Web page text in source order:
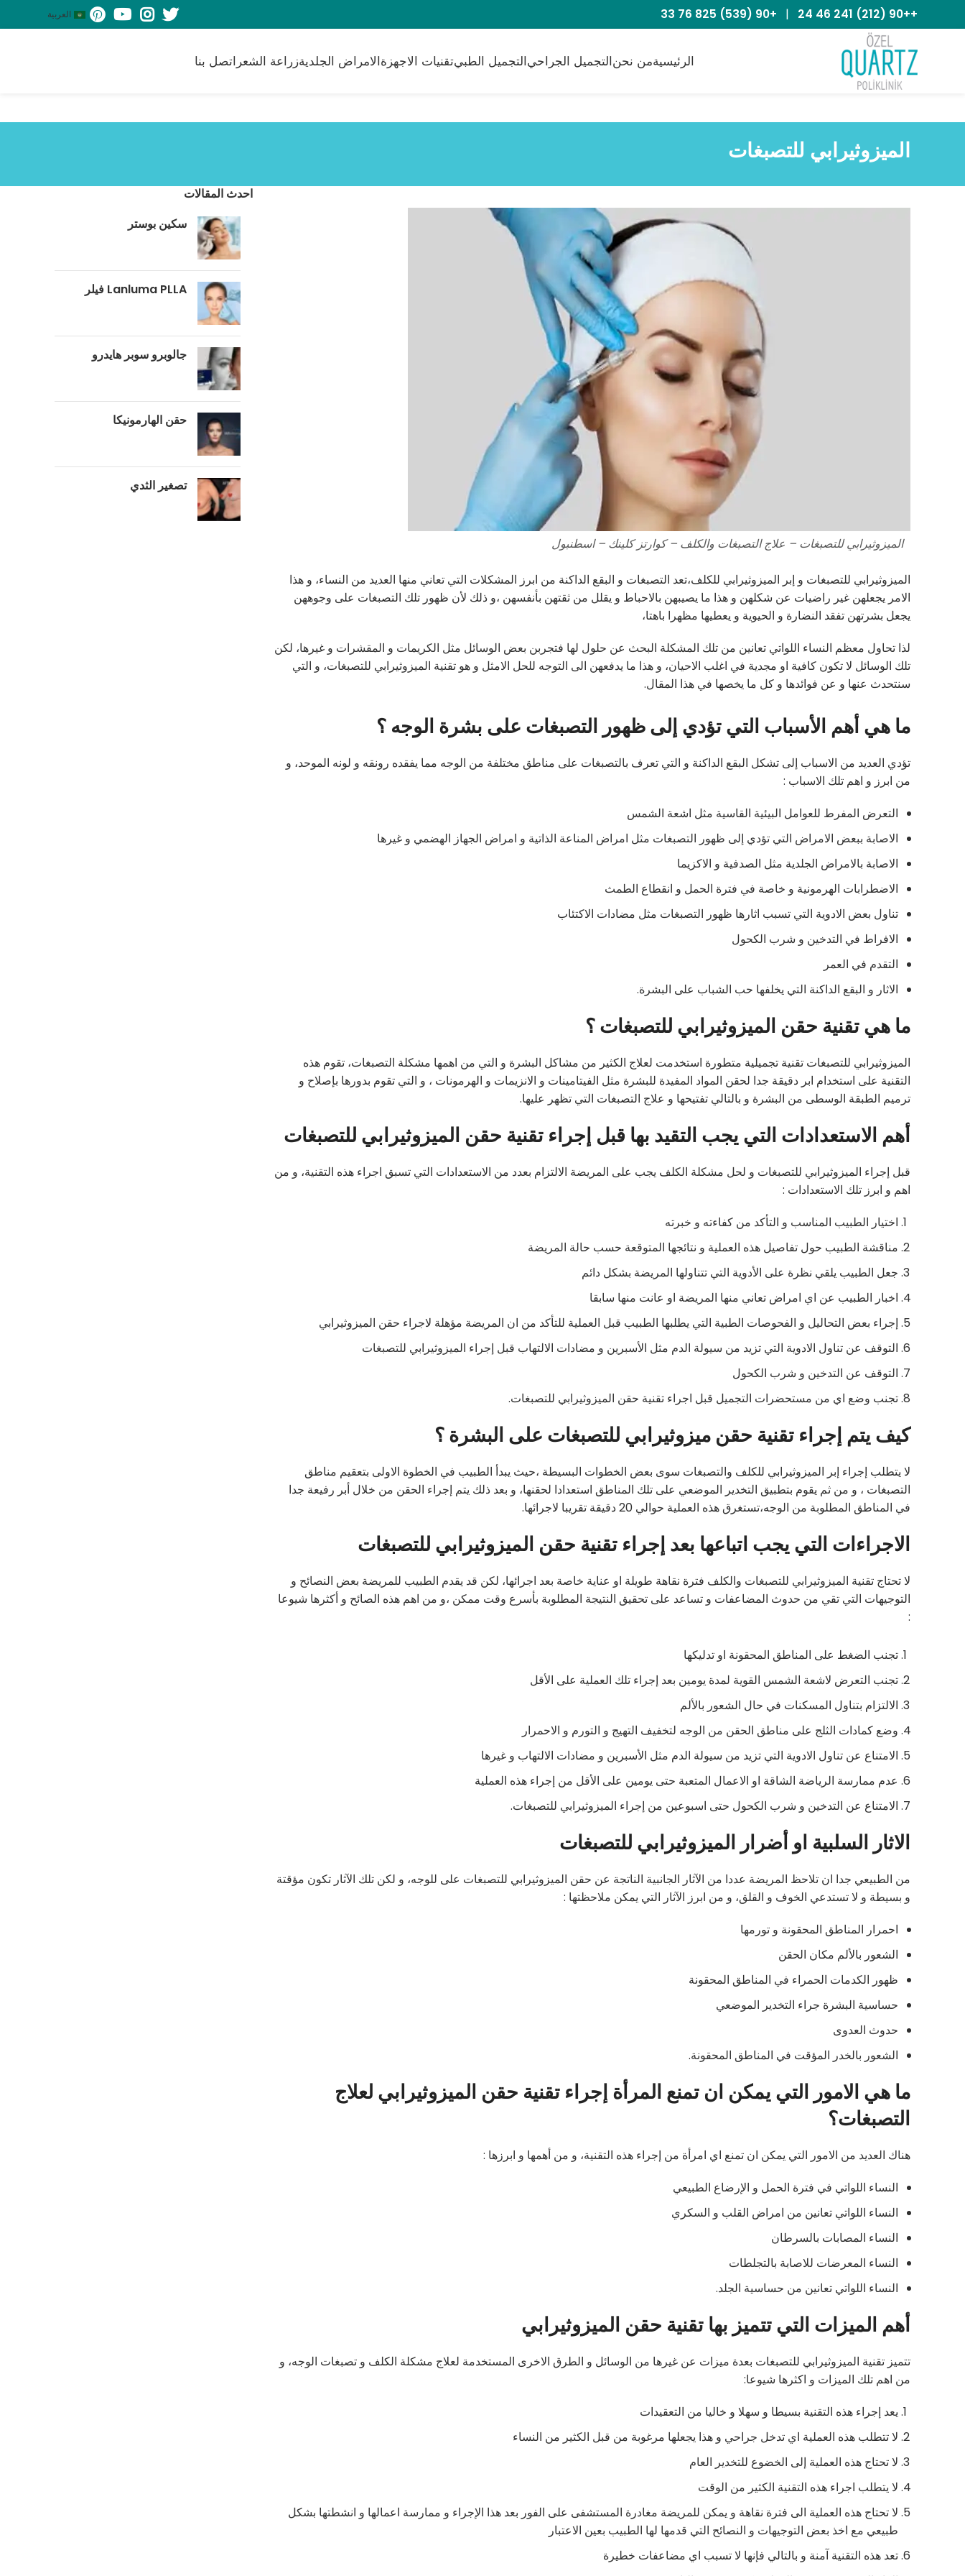
++90 (212) 241 46 24
|
+90 (539) 825 76 33 العربية
الرئيسيةمن نحنالتجميل الجراحيالتجميل الطبيتقنيات الاجهزةالامراض الجلديةزراعة الشعر اتصل بنا
الميزوثيرابي للتصبغات
الميزوثيرابي للتصبغات – علاج التصبغات والكلف – كوارتز كلينك – اسطنبول
الميزوثيرابي للتصبغات و إبر الميزوثيرابي للكلف،تعد التصبغات و البقع الداكنة من ابرز المشكلات التي تعاني منها العديد من النساء، و هذا
الامر يجعلهن غير راضيات عن شكلهن و هذا ما يصيبهن بالاحباط و يقلل من ثقتهن بأنفسهن ،و ذلك لأن ظهور تلك التصبغات على وجوههن
يجعل بشرتهن تفقد النضارة و الحيوية و يعطيها مظهرا باهتا،
لذا تحاول معظم النساء اللواتي تعانين من تلك المشكلة البحث عن حلول لها فتجربن بعض الوسائل مثل الكريمات و المقشرات و غيرها، لكن
تلك الوسائل لا تكون كافية او مجدية في اغلب الاحيان، و هذا ما يدفعهن الى التوجه للحل الامثل و هو تقنية الميزوثيرابي للتصبغات، و التي
سنتحدث عنها و عن فوائدها و كل ما يخصها في هذا المقال.
ما هي أهم الأسباب التي تؤدي إلى ظهور التصبغات على بشرة الوجه ؟
تؤدي العديد من الاسباب إلى تشكل البقع الداكنة و التي تعرف بالتصبغات على مناطق مختلفة من الوجه مما يفقده رونقه و لونه الموحد، و
من ابرز و اهم تلك الاسباب :
التعرض المفرط للعوامل البيئية القاسية مثل اشعة الشمس
الاصابة ببعض الامراض التي تؤدي إلى ظهور التصبغات مثل امراض المناعة الذاتية و امراض الجهاز الهضمي و غيرها
الاصابة بالامراض الجلدية مثل الصدفية و الاكزيما
الاضطرابات الهرمونية و خاصة في فترة الحمل و انقطاع الطمث
تناول بعض الادوية التي تسبب اثارها ظهور التصبغات مثل مضادات الاكتئاب
الافراط في التدخين و شرب الكحول
التقدم في العمر
الاثار و البقع الداكنة التي يخلفها حب الشباب على البشرة.
ما هي تقنية حقن الميزوثيرابي للتصبغات ؟
الميزوثيرابي للتصبغات تقنية تجميلية متطورة استخدمت لعلاج الكثير من مشاكل البشرة و التي من اهمها مشكلة التصبغات، تقوم هذه
التقنية على استخدام ابر دقيقة جدا لحقن المواد المفيدة للبشرة مثل الفيتامينات و الانزيمات و الهرمونات ، و التي تقوم بدورها بإصلاح و
ترميم الطبقة الوسطى من البشرة و بالتالي تفتيحها و علاج التصبغات التي تظهر عليها.
أهم الاستعدادات التي يجب التقيد بها قبل إجراء تقنية حقن الميزوثيرابي للتصبغات
قبل إجراء الميزوثيرابي للتصبغات و لحل مشكلة الكلف يجب على المريضة الالتزام بعدد من الاستعدادات التي تسبق اجراء هذه التقنية، و من
اهم و ابرز تلك الاستعدادات :
اختيار الطبيب المناسب و التأكد من كفاءته و خبرته
مناقشة الطبيب حول تفاصيل هذه العملية و نتائجها المتوقعة حسب حالة المريضة
جعل الطبيب يلقي نظرة على الأدوية التي تتناولها المريضة بشكل دائم
اخبار الطبيب عن اي امراض تعاني منها المريضة او عانت منها سابقا
إجراء بعض التحاليل و الفحوصات الطبية التي يطلبها الطبيب قبل العملية للتأكد من ان المريضة مؤهلة لاجراء حقن الميزوثيرابي
التوقف عن تناول الادوية التي تزيد من سيولة الدم مثل الأسبرين و مضادات الالتهاب قبل إجراء الميزوثيرابي للتصبغات
التوقف عن التدخين و شرب الكحول
تجنب وضع اي من مستحضرات التجميل قبل اجراء تقنية حقن الميزوثيرابي للتصبغات.
كيف يتم إجراء تقنية حقن ميزوثيرابي للتصبغات على البشرة ؟
لا يتطلب إجراء إبر الميزوثيرابي للكلف والتصبغات سوى بعض الخطوات البسيطة ،حيث يبدأ الطبيب في الخطوة الاولى بتعقيم مناطق
التصبغات ، و من ثم يقوم بتطبيق التخدير الموضعي على تلك المناطق استعدادا لحقنها، و بعد ذلك يتم إجراء الحقن من خلال أبر رفيعة جدا
في المناطق المطلوبة من الوجه،تستغرق هذه العملية حوالي 20 دقيقة تقريبا لاجرائها.
الاجراءات التي يجب اتباعها بعد إجراء تقنية حقن الميزوثيرابي للتصبغات
لا تحتاج تقنية الميزوثيرابي للتصبغات والكلف فترة نقاهة طويلة او عناية خاصة بعد اجرائها، لكن قد يقدم الطبيب للمريضة بعض النصائح و
التوجيهات التي تقي من حدوث المضاعفات و تساعد على تحقيق النتيجة المطلوبة بأسرع وقت ممكن ،و من اهم هذه الصائح و أكثرها شيوعا
:
تجنب الضغط على المناطق المحقونة او تدليكها
تجنب التعرض لاشعة الشمس القوية لمدة يومين بعد إجراء تلك العملية على الأقل
الالتزام بتناول المسكنات في حال الشعور بالألم
وضع كمادات الثلج على مناطق الحقن من الوجه لتخفيف التهيج و التورم و الاحمرار
الامتناع عن تناول الادوية التي تزيد من سيولة الدم مثل الأسبرين و مضادات الالتهاب و غيرها
عدم ممارسة الرياضة الشاقة او الاعمال المتعبة حتى يومين على الأقل من إجراء هذه العملية
الامتناع عن التدخين و شرب الكحول حتى اسبوعين من إجراء الميزوثيرابي للتصبغات.
الاثار السلبية او أضرار الميزوثيرابي للتصبغات
من الطبيعي جدا ان تلاحظ المريضة عددا من الآثار الجانبية الناتجة عن حقن الميزوثيرابي للتصبغات على للوجه، و لكن تلك الآثار تكون مؤقتة
و بسيطة و لا تستدعي الخوف و القلق، و من ابرز الآثار التي يمكن ملاحظتها :
احمرار المناطق المحقونة و تورمها
الشعور بالألم مكان الحقن
ظهور الكدمات الحمراء في المناطق المحقونة
حساسية البشرة جراء التخدير الموضعي
حدوث العدوى
الشعور بالخدر المؤقت في المناطق المحقونة.
ما هي الامور التي يمكن ان تمنع المرأة إجراء تقنية حقن الميزوثيرابي لعلاج
التصبغات؟
هناك العديد من الامور التي يمكن ان تمنع اي امرأة من إجراء هذه التقنية، و من أهمها و ابرزها :
النساء اللواتي في فترة الحمل و الإرضاع الطبيعي
النساء اللواتي تعانين من امراض القلب و السكري
النساء المصابات بالسرطان
النساء المعرضات للاصابة بالتجلطات
النساء اللواتي تعانين من حساسية الجلد.
أهم الميزات التي تتميز بها تقنية حقن الميزوثيرابي
تتميز تقنية الميزوثيرابي للتصبغات بعدة ميزات عن غيرها من الوسائل و الطرق الاخرى المستخدمة لعلاج مشكلة الكلف و تصبغات الوجه، و
من اهم تلك الميزات و اكثرها شيوعا:
يعد إجراء هذه التقنية بسيطا و سهلا و خاليا من التعقيدات
لا تتطلب هذه العملية اي تدخل جراحي و هذا يجعلها مرغوبة من قبل الكثير من النساء
لا تحتاج هذه العملية إلى الخضوع للتخدير العام
لا يتطلب اجراء هذه التقنية الكثير من الوقت
لا تحتاج هذه العملية الى فترة نقاهة و يمكن للمريضة مغادرة المستشفى على الفور بعد هذا الإجراء و ممارسة اعمالها و انشطتها بشكل
طبيعي مع اخذ بعض التوجيهات و النصائح التي قدمها لها الطبيب بعين الاعتبار
تعد هذه التقنية آمنة و بالتالي فإنها لا تسبب اي مضاعفات خطيرة
احدث المقالات
سكين بوستر
‎Lanluma PLLA فيلر
جالوبرو سوبر هايدرو
حقن الهارمونيكا
تصغير الثدي